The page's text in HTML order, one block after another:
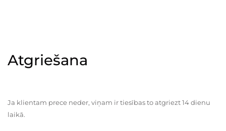
Atgriešana
Ja klientam prece neder, viņam ir tiesības to atgriezt 14 dienu
laikā.